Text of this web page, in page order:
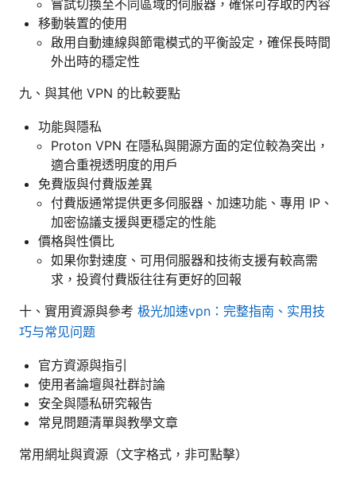
嘗試切換至不同區域的伺服器，確保可存取的內容
移動裝置的使用
啟用自動連線與節電模式的平衡設定，確保長時間
外出時的穩定性
九、與其他 VPN 的比較要點
功能與隱私
Proton VPN 在隱私與開源方面的定位較為突出，
適合重視透明度的用戶
免費版與付費版差異
付費版通常提供更多伺服器、加速功能、專用 IP、
加密協議支援與更穩定的性能
價格與性價比
如果你對速度、可用伺服器和技術支援有較高需
求，投資付費版往往有更好的回報
十、實用資源與參考 极光加速vpn：完整指南、实用技
巧与常见问题
官方資源與指引
使用者論壇與社群討論
安全與隱私研究報告
常見問題清單與教學文章
常用網址與資源（文字格式，非可點擊）